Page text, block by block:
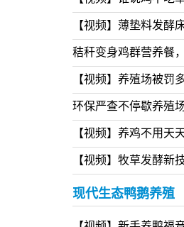
猪场在遇到因为臭味
【视频】谁说鸡不吃
【视频】薄垫料发酵
秸秆变身鸡群营养餐
【视频】养殖场被罚
环保严查不停歇养殖
【视频】养鸡不用天
【视频】牧草发酵新